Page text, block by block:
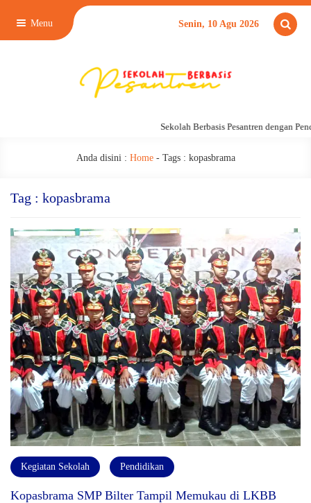
Menu Senin, 10 Agu 2026
Sekolah Berbasis Pesantren dengan
Anda disini : Home- Tags : kopasbrama
Tag : kopasbrama
Kegiatan Sekolah Pendidikan
Kopasbrama SMP Bilter Tampil Memukau di LKBB